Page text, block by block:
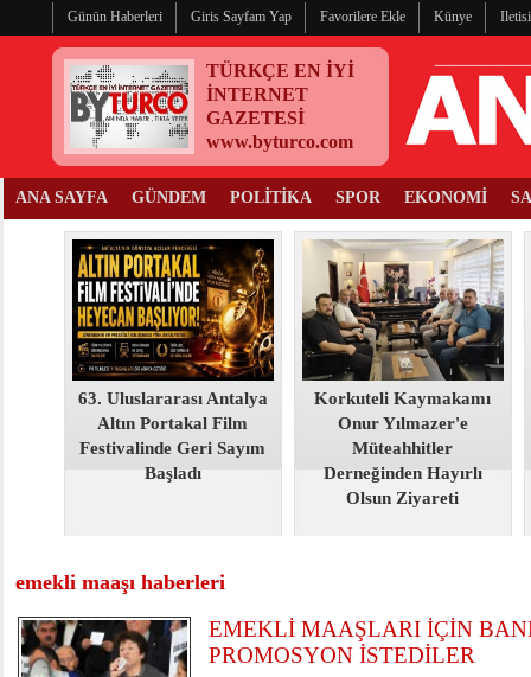
Günün Haberleri Giris Sayfam Yap Favorilere Ekle Künye
TÜRKÇE EN İYİ
İNTERNET
GAZETESİ
www.byturco.com
ANA SAYFA GÜNDEM POLİTİKA SPOR EKONOMİ
63. Uluslararası Antalya
Altın Portakal Film
Festivalinde Geri Sayım
Başladı
Korkuteli Kaymakamı
Onur Yılmazer'e
Müteahhitler
Derneğinden Hayırlı
Olsun Ziyareti
emekli maaşı haberleri
EMEKLİ MAAŞLARI İÇİN
PROMOSYON İSTEDİLER